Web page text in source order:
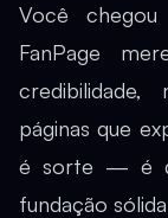
Você
FanPage
páginas que
é sorte — é
fundação